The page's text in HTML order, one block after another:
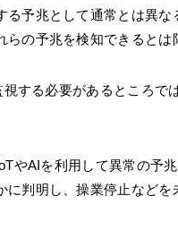
予兆として通常とは異
の予兆を検知できるとは
する必要があるところで
やAIを利用して異常の予
に判明し、操業停止など